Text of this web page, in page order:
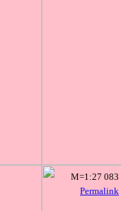
Permalink
M=1:27 083